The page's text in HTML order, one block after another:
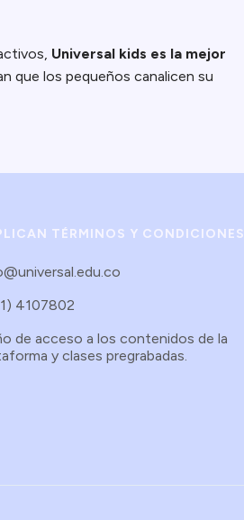
Universal kids es la mejor
que los pequeños canalicen su
TÉRMINOS Y CONDICIONES
4107802
de acceso a los contenidos de la
y clases pregrabadas.